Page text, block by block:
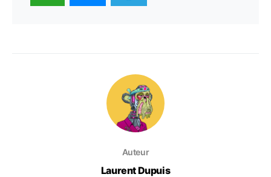
Auteur
Laurent Dupuis